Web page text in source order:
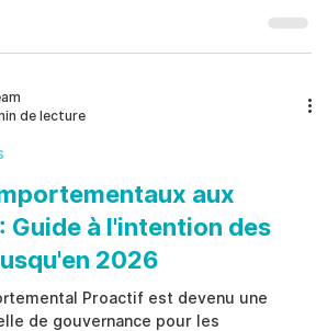
touchant la conformité, les
la sécurité, les affaires juridiques
gouvernance, évaluation des
artificielle éthiqu
de lecture
aux
Guide à l'intention des
2026
Proactif est devenu une
de gouvernance pour les